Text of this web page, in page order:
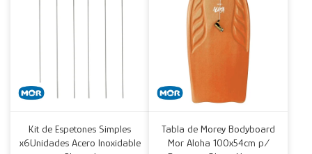
Kit de Espetones Simples
x6Unidades Acero Inoxidable
Tabla de Morey Bodyboard
Mor Aloha 100x54cm p/